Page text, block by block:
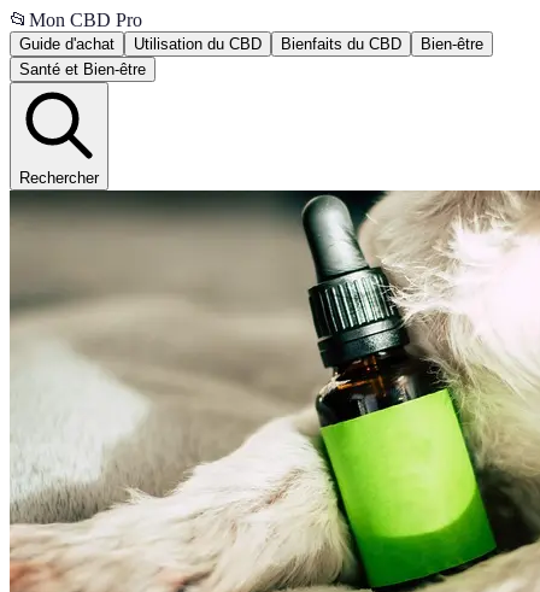
📂 Mon CBD Pro
Guide d'achat Utilisation du CBD Bienfaits du CBD
Bien-être
Santé et Bien-être
Rechercher